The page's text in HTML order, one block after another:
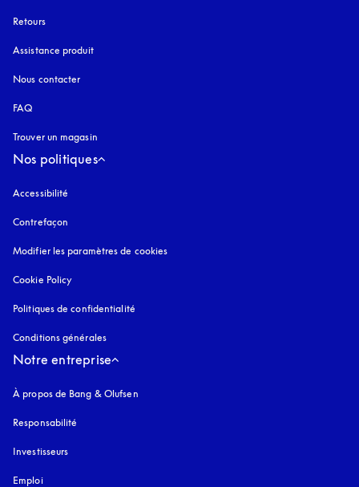
Retours
Assistance produit
Nous contacter
FAQ
Trouver un magasin
Nos politiques
Accessibilité
Contrefaçon
Modifier les paramètres de cookies
Cookie Policy
Politiques de confidentialité
Conditions générales
Notre entreprise
À propos de Bang & Olufsen
Responsabilité
Investisseurs
Emploi